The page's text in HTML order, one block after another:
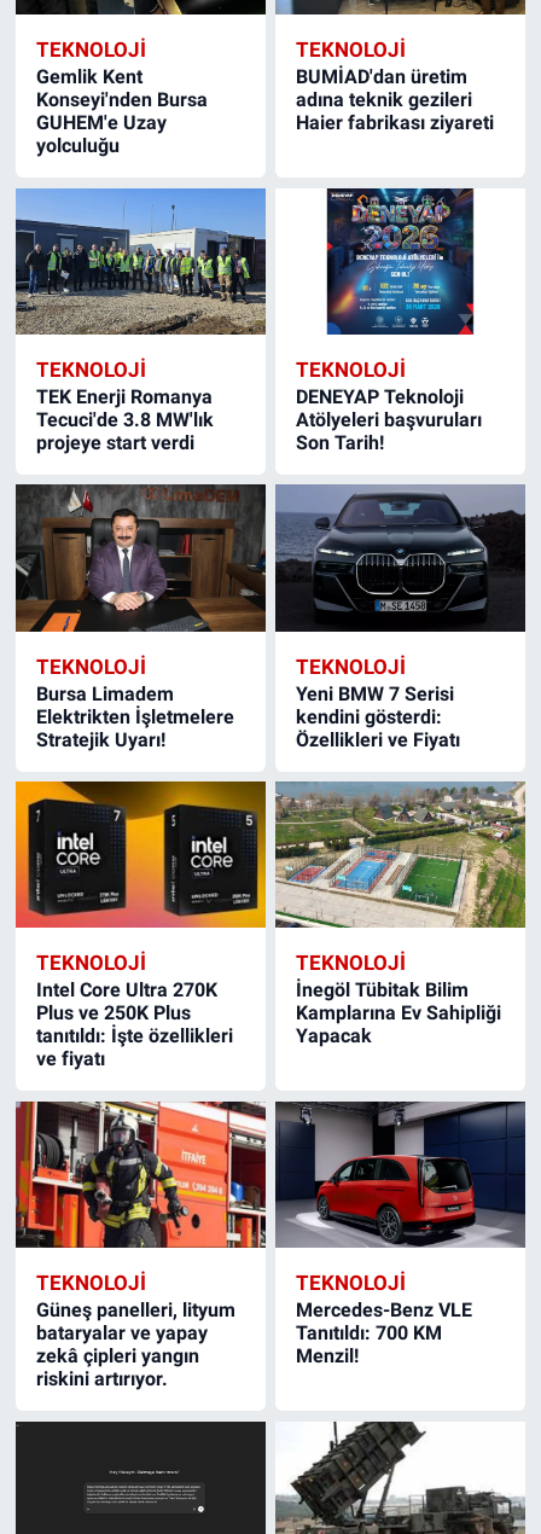
TEKNOLOJİ
Gemlik Kent
Konseyi'nden Bursa
GUHEM'e Uzay
yolculuğu
TEKNOLOJİ
BUMİAD'dan üretim
adına teknik gezileri
Haier fabrikası ziyareti
TEKNOLOJİ
TEK Enerji Romanya
Tecuci'de 3.8 MW'lık
projeye start verdi
TEKNOLOJİ
DENEYAP Teknoloji
Atölyeleri başvuruları
Son Tarih!
TEKNOLOJİ
Bursa Limadem
Elektrikten İşletmelere
Stratejik Uyarı!
TEKNOLOJİ
Yeni BMW 7 Serisi
kendini gösterdi:
Özellikleri ve Fiyatı
TEKNOLOJİ
Intel Core Ultra 270K
Plus ve 250K Plus
tanıtıldı: İşte özellikleri
ve fiyatı
TEKNOLOJİ
İnegöl Tübitak Bilim
Kamplarına Ev Sahipliği
Yapacak
TEKNOLOJİ
Güneş panelleri, lityum
bataryalar ve yapay
zekâ çipleri yangın
riskini artırıyor.
TEKNOLOJİ
Mercedes-Benz VLE
Tanıtıldı: 700 KM
Menzil!